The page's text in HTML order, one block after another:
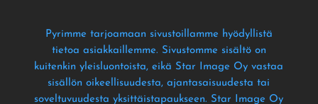
Pyrimme tarjoamaan sivustoillamme hyödyllistä
tietoa asiakkaillemme. Sivustomme sisältö on
kuitenkin yleisluontoista, eikä Star Image Oy vastaa
sisällön oikeellisuudesta, ajantasaisuudesta tai
soveltuvuudesta yksittäistapaukseen. Star Image Oy